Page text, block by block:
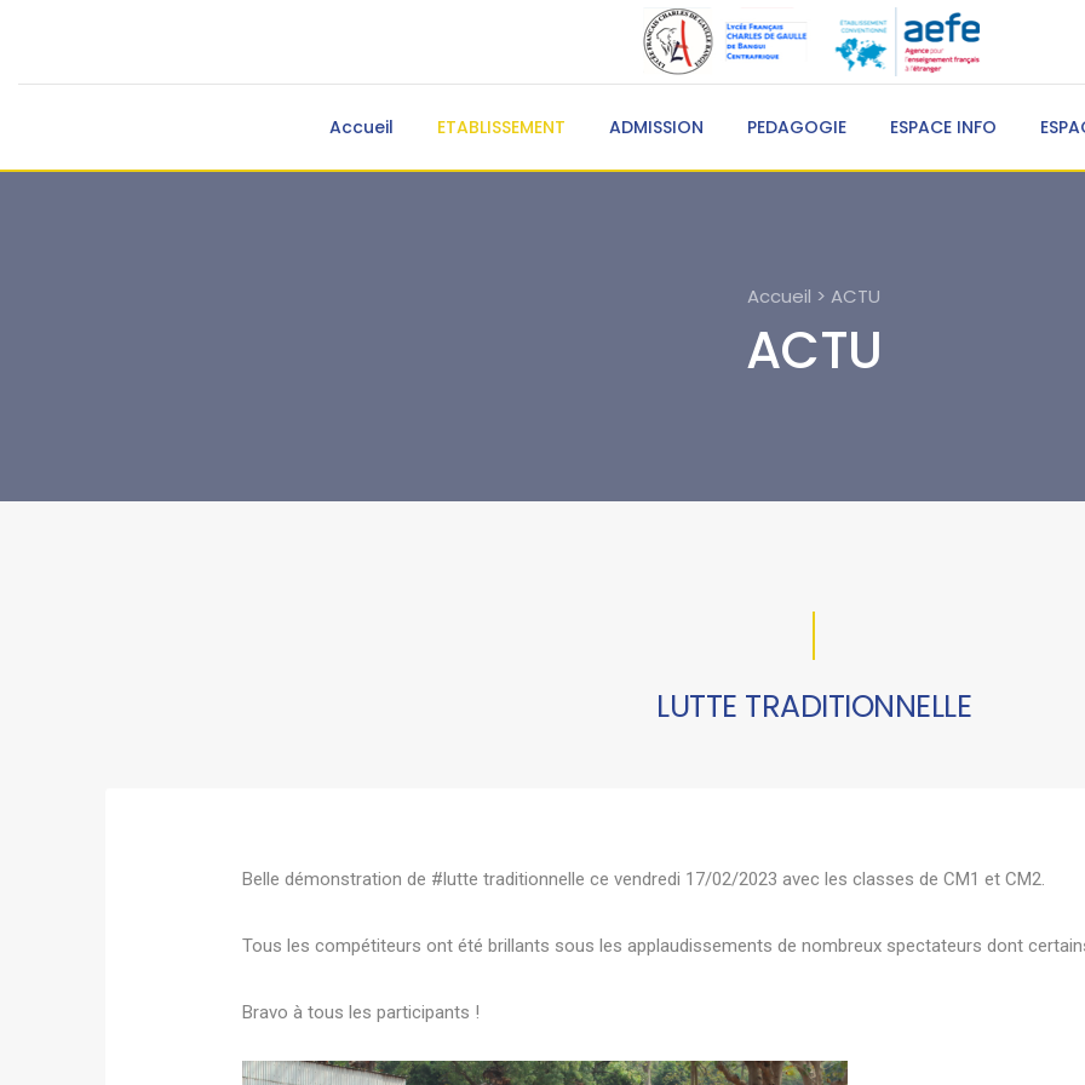
Accueil ETABLISSEMENT ADMISSION PEDAGOGIE ESPACE INFO
Accueil > ACTU
ACTU
LUTTE TRADITIONNELLE
Belle démonstration de #lutte traditionnelle ce vendredi 17/02/2023 avec les classes de CM1 et CM2.
Tous les compétiteurs ont été brillants sous les applaudissements de nombreux spectateurs dont
Bravo à tous les participants !